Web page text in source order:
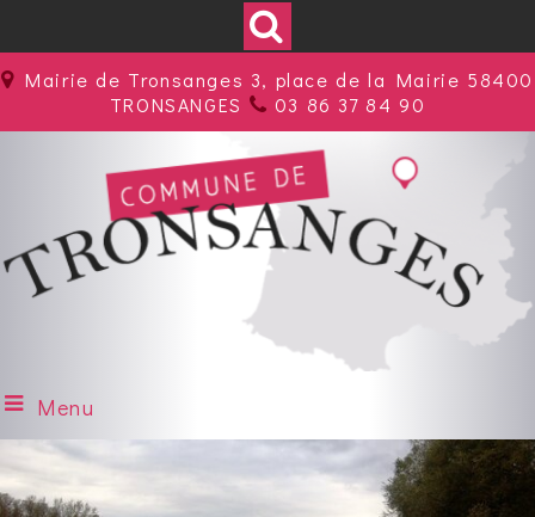
Mairie de Tronsanges 3, place de la Mairie 58400
TRONSANGES
03 86 37 84 90
Menu